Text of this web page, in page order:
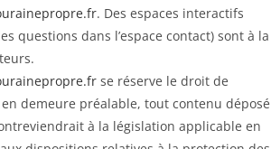
. Des espaces interactifs
questions dans l’espace contact) sont à la
se réserve le droit de
demeure préalable, tout contenu déposé
à la législation applicable en